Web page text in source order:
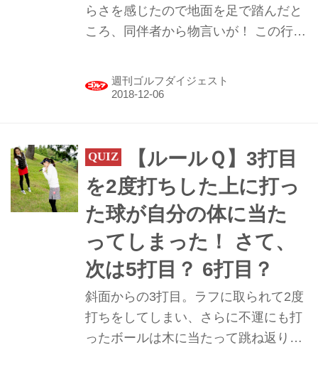
らさを感じたので地面を足で踏んだと
ころ、同伴者から物言いが！ この行為
週刊ゴルフダイジェスト
【ルールＱ】3打目
を2度打ちした上に打っ
た球が自分の体に当た
ってしまった！ さて、
次は5打目？ 6打目？
斜面からの3打目。ラフに取られて2度
打ちをしてしまい、さらに不運にも打
ったボールは木に当たって跳ね返り、